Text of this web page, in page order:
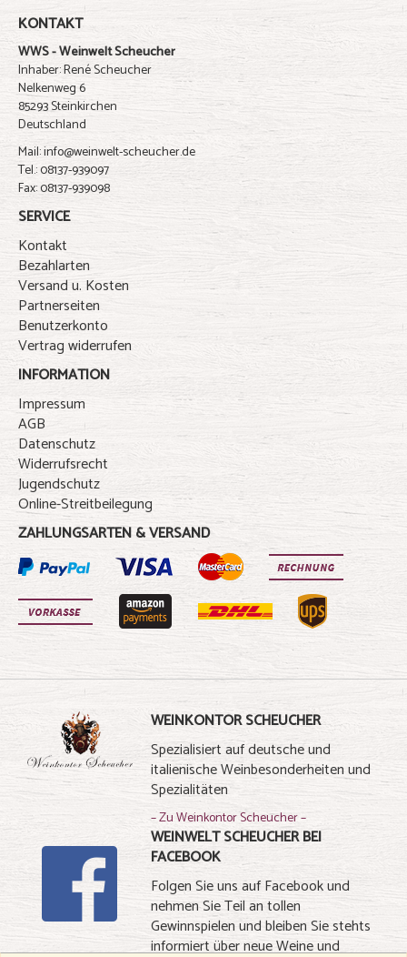
KONTAKT
WWS - Weinwelt Scheucher
Inhaber: René Scheucher
Nelkenweg 6
85293 Steinkirchen
Deutschland
Mail: info@weinwelt-scheucher.de
Tel.: 08137-939097
Fax: 08137-939098
SERVICE
Kontakt
Bezahlarten
Versand u. Kosten
Partnerseiten
Benutzerkonto
Vertrag widerrufen
INFORMATION
Impressum
AGB
Datenschutz
Widerrufsrecht
Jugendschutz
Online-Streitbeilegung
ZAHLUNGSARTEN & VERSAND
WEINKONTOR SCHEUCHER
Spezialisiert auf deutsche und
italienische Weinbesonderheiten und
Spezialitäten
– Zu Weinkontor Scheucher –
WEINWELT SCHEUCHER BEI
FACEBOOK
Folgen Sie uns auf Facebook und
nehmen Sie Teil an tollen
Gewinnspielen und bleiben Sie stehts
informiert über neue Weine und